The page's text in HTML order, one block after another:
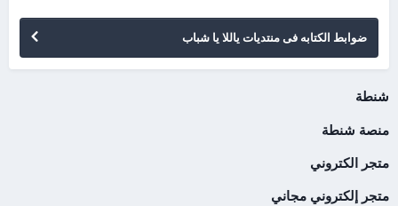
ضوابط الكتابه فى منتديات ياللا يا شباب
شنطة
منصة شنطة
متجر الكتروني
متجر إلكتروني مجاني